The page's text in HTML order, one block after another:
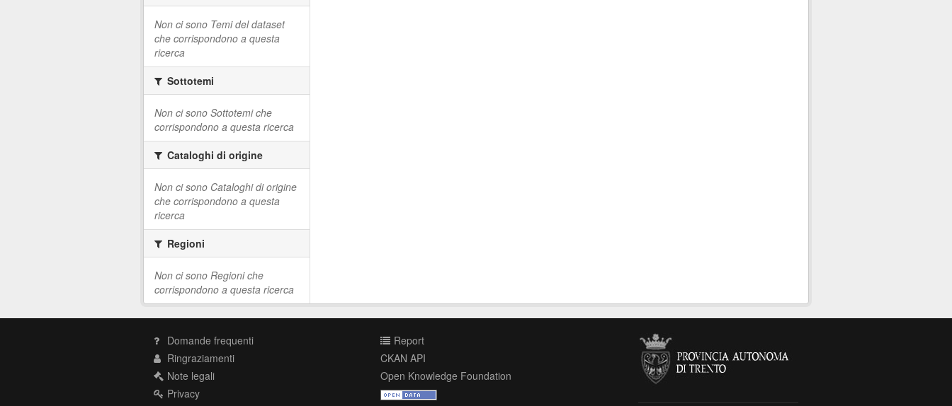
Non ci sono Temi del dataset
che corrispondono a questa
ricerca
Sottotemi
Non ci sono Sottotemi che
corrispondono a questa ricerca
Cataloghi di origine
Non ci sono Cataloghi di origine
che corrispondono a questa
ricerca
Regioni
Non ci sono Regioni che
corrispondono a questa ricerca
Domande frequenti
Ringraziamenti
Note legali
Privacy
Report
CKAN API
Open Knowledge Foundation